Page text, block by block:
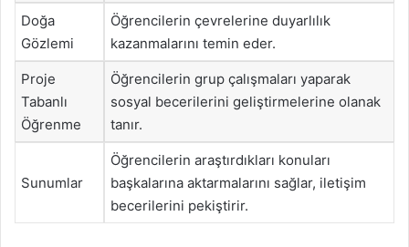
Doğa
Gözlemi
Öğrencilerin çevrelerine duyarlılık
kazanmalarını temin eder.
Proje
Tabanlı
Öğrenme
Öğrencilerin grup çalışmaları yaparak
sosyal becerilerini geliştirmelerine olanak
tanır.
Sunumlar
Öğrencilerin araştırdıkları konuları
başkalarına aktarmalarını sağlar, iletişim
becerilerini pekiştirir.